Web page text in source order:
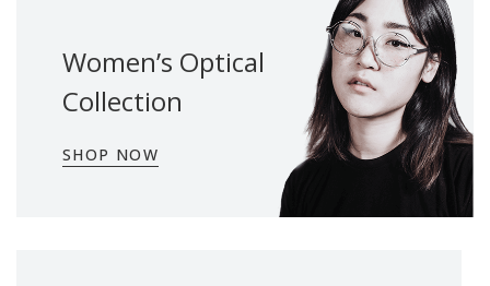
Women’s Optical
Collection
SHOP NOW